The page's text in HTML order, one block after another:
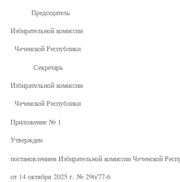
Председатель
Избирательной комиссии
Чеченской Республики
Секретарь
Избирательной комиссии
Чеченской Республики
Приложение № 1
Утвержден
постановлением Избирательной комиссии Чеченской
от 14 октября 2025 г. № 296/77-6